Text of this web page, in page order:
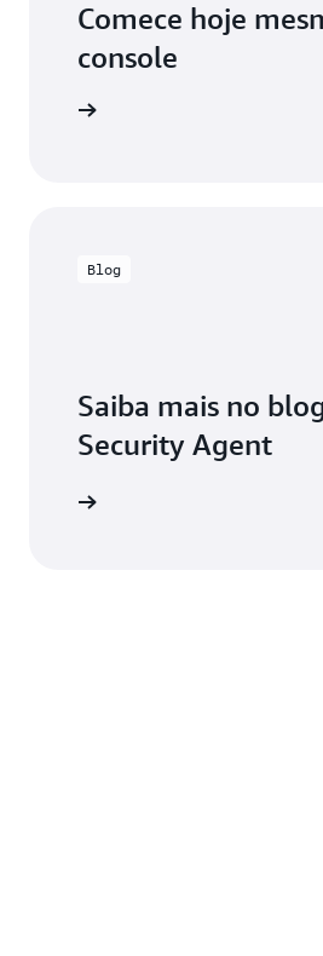
Comece hoje
console
Blog
Saiba mais no
Security Agent